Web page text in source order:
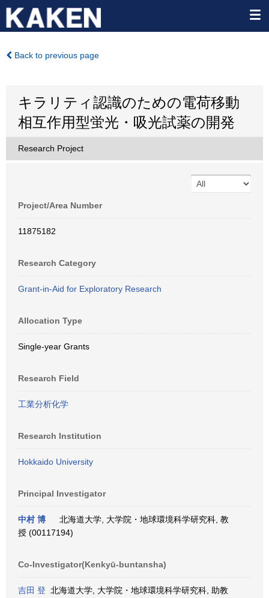
Back to previous page
キラリティ認識のための電荷移動
相互作用型蛍光・吸光試薬の開発
Research Project
Project/Area Number
11875182
Research Category
Grant-in-Aid for Exploratory Research
Allocation Type
Single-year Grants
Research Field
工業分析化学
Research Institution
Hokkaido University
Principal Investigator
中村 博
北海道大学, 大学院・地球環境科学研究科, 教
授 (00117194)
Co-Investigator(Kenkyū-buntansha)
吉田 登 北海道大学, 大学院・地球環境科学研究科, 助教